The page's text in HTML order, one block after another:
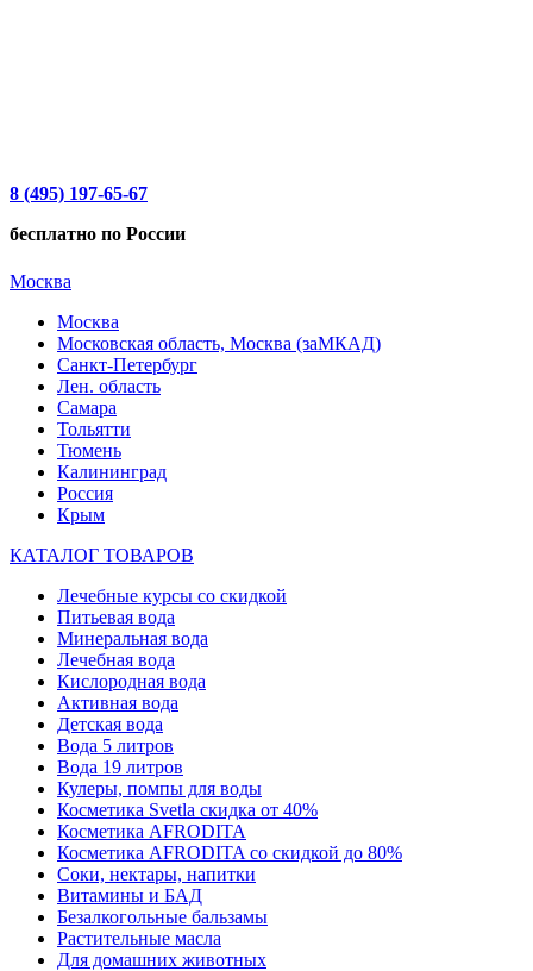
8 (495) 197-65-67
бесплатно по России
Москва
Москва
Московская область, Москва (заМКАД)
Санкт-Петербург
Лен. область
Самара
Тольятти
Тюмень
Калининград
Россия
Крым
КАТАЛОГ ТОВАРОВ
Лечебные курсы со скидкой
Питьевая вода
Минеральная вода
Лечебная вода
Кислородная вода
Активная вода
Детская вода
Вода 5 литров
Вода 19 литров
Кулеры, помпы для воды
Косметика Svetla скидка от 40%
Косметика AFRODITA
Косметика AFRODITA со скидкой до 80%
Соки, нектары, напитки
Витамины и БАД
Безалкогольные бальзамы
Растительные масла
Для домашних животных